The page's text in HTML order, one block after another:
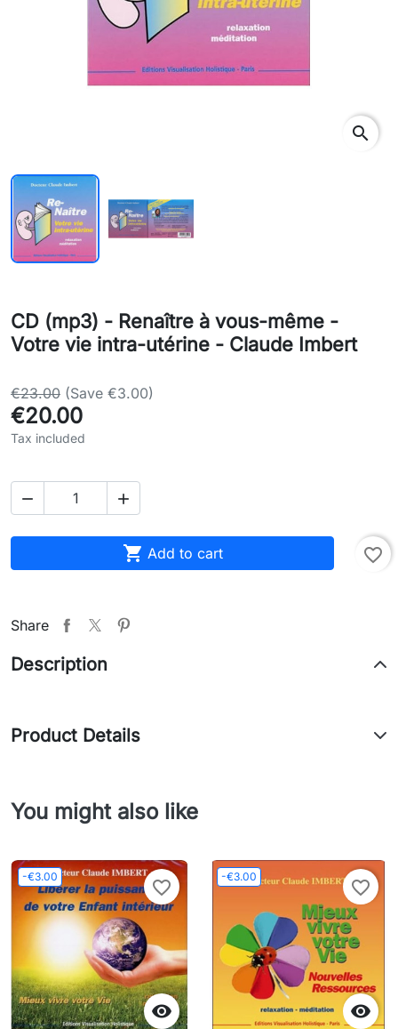
search
CD (mp3) - Renaître à vous-même -
Votre vie intra-utérine - Claude Imbert
€23.00 (Save €3.00)
€20.00
Tax included
 
 Add to cart favorite_border
Share
Description
Product Details
You might also like
-€3.00

favorite_border
-€3.00

favorite_border